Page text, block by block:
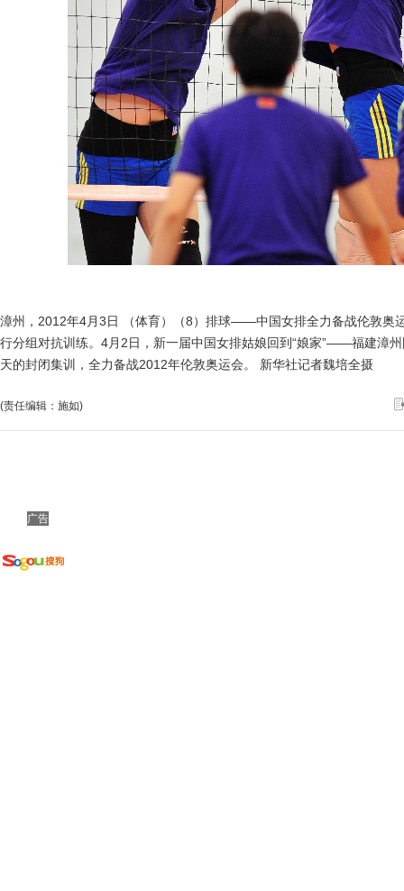
漳州，2012年4月3日 （体育）（8）排球——中国女排全力备战伦敦奥
行分组对抗训练。4月2日，新一届中国女排姑娘回到“娘家”——福建漳
天的封闭集训，全力备战2012年伦敦奥运会。 新华社记者魏培全摄
(责任编辑：施如)
广告